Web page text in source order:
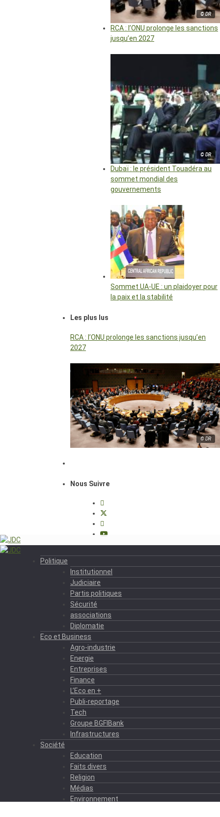
© DR
RCA : l’ONU prolonge les sanctions
jusqu’en 2027
© DR
Dubaï : le président Touadéra au
sommet mondial des
gouvernements
Sommet UA-UE : un plaidoyer pour
la paix et la stabilité
Les plus lus
RCA : l’ONU prolonge les sanctions jusqu’en
2027
© DR
Nous Suivre
Politique
Institutionnel
Judiciaire
Partis politiques
Sécurité
associations
Diplomatie
Eco et Business
Agro-industrie
Energie
Entreprises
Finance
L’Eco en +
Publi-reportage
Tech
Groupe BGFIBank
Infrastructures
Société
Education
Faits divers
Religion
Médias
Environnement